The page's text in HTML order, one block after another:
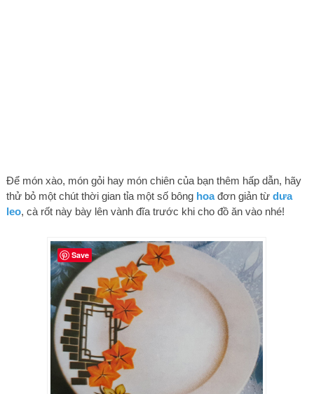
Để món xào, món gỏi hay món chiên của bạn thêm hấp dẫn, hãy
thử bỏ một chút thời gian tỉa một số bông hoađơn giản từ dưa
leo, cà rốt này bày lên vành đĩa trước khi cho đồ ăn vào nhé!
Save